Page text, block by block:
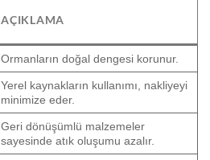
AÇIKLAMA
Ormanların doğal dengesi korunur.
Yerel kaynakların kullanımı, nakliyeyi
minimize eder.
Geri dönüşümlü malzemeler
sayesinde atık oluşumu azalır.